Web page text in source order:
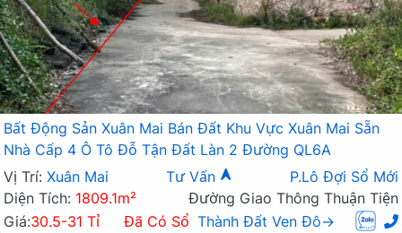
Bất Động Sản Xuân Mai Bán Đất Khu Vực Xuân Mai Sẵn
Nhà Cấp 4 Ô Tô Đỗ Tận Đất Làn 2 Đường QL6A
Vị Trí: Xuân Mai Tư Vấn
P.Lô Đợi Sổ Mới
Diện Tích: 1809.1m²
Đường Giao Thông Thuận Tiện
Giá:30.5-31 Tỉ Đã Có Sổ Thành Đất Ven Đô→